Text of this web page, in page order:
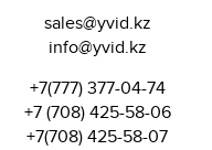
sales@yvid.kz
info@yvid.kz
+7(777) 377-04-74
+7 (708) 425-58-06
+7(708) 425-58-07